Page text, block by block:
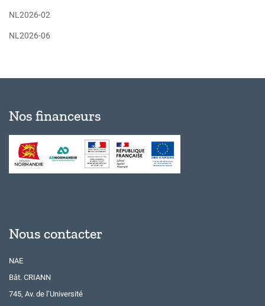
NL2026-02
NL2026-06
Nos financeurs
Nous contacter
NAE
Bât. CRIANN
745, Av. de l’Université